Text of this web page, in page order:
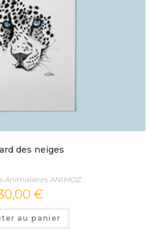
des neiges
Animalières ANIMOZ
€
au panier